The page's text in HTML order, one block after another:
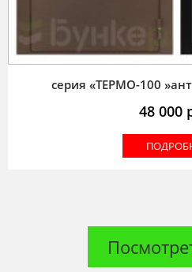
серия «ТЕРМО-100
48 000